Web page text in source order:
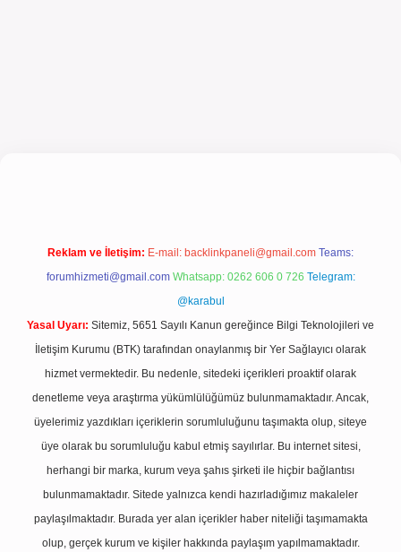
Reklam ve İletişim: E-mail: backlinkpaneli@gmail.com Teams:
forumhizmeti@gmail.com Whatsapp: 0262 606 0 726 Telegram:
@karabul
Yasal Uyarı: Sitemiz, 5651 Sayılı Kanun gereğince Bilgi Teknolojileri ve
İletişim Kurumu (BTK) tarafından onaylanmış bir Yer Sağlayıcı olarak
hizmet vermektedir. Bu nedenle, sitedeki içerikleri proaktif olarak
denetleme veya araştırma yükümlülüğümüz bulunmamaktadır. Ancak,
üyelerimiz yazdıkları içeriklerin sorumluluğunu taşımakta olup, siteye
üye olarak bu sorumluluğu kabul etmiş sayılırlar. Bu internet sitesi,
herhangi bir marka, kurum veya şahıs şirketi ile hiçbir bağlantısı
bulunmamaktadır. Sitede yalnızca kendi hazırladığımız makaleler
paylaşılmaktadır. Burada yer alan içerikler haber niteliği taşımamakta
olup, gerçek kurum ve kişiler hakkında paylaşım yapılmamaktadır.